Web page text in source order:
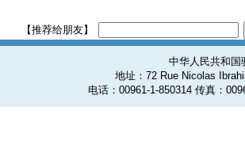
【推荐给朋友】
中华人民共和国
地址：72 Rue Nicolas
电话：00961-1-850314 传真：